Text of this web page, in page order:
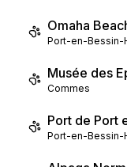
Omaha
Port-en-Bessin-
Commes
Port de Port
Port-en-Bessin-